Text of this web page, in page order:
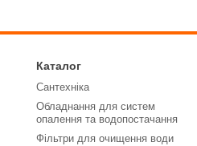
Каталог
Сантехніка
Обладнання для систем
опалення та водопостачання
Фільтри для очищення води